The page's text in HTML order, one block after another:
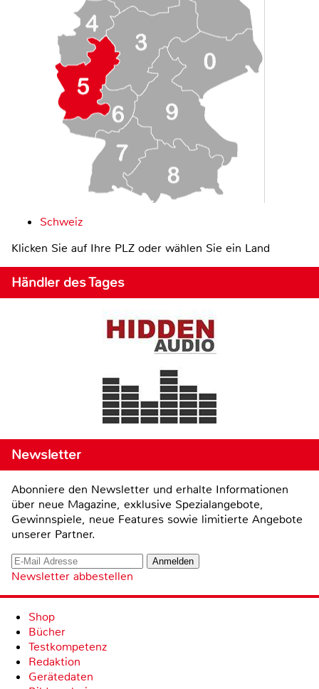
Schweiz
Klicken Sie auf Ihre PLZ oder wählen Sie ein Land
Händler des Tages
Newsletter
Abonniere den Newsletter und erhalte Informationen
über neue Magazine, exklusive Spezialangebote,
Gewinnspiele, neue Features sowie limitierte Angebote
unserer Partner.
Newsletter abbestellen
Shop
Bücher
Testkompetenz
Redaktion
Gerätedaten